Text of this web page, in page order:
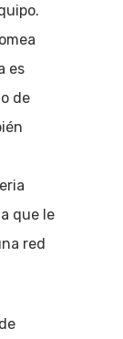
es
de
que le
red